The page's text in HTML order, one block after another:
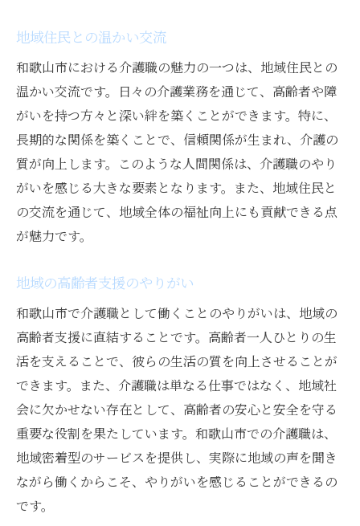
地域住民との温かい交流
和歌山市における介護職の魅力の一つは、地域住民との
温かい交流です。日々の介護業務を通じて、高齢者や障
がいを持つ方々と深い絆を築くことができます。特に、
長期的な関係を築くことで、信頼関係が生まれ、介護の
質が向上します。このような人間関係は、介護職のやり
がいを感じる大きな要素となります。また、地域住民と
の交流を通じて、地域全体の福祉向上にも貢献できる点
が魅力です。
地域の高齢者支援のやりがい
和歌山市で介護職として働くことのやりがいは、地域の
高齢者支援に直結することです。高齢者一人ひとりの生
活を支えることで、彼らの生活の質を向上させることが
できます。また、介護職は単なる仕事ではなく、地域社
会に欠かせない存在として、高齢者の安心と安全を守る
重要な役割を果たしています。和歌山市での介護職は、
地域密着型のサービスを提供し、実際に地域の声を聞き
ながら働くからこそ、やりがいを感じることができるの
です。